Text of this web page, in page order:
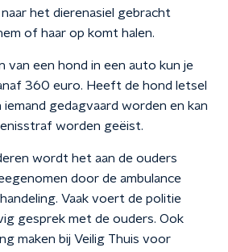
het dierenasiel gebracht
of haar op komt halen.
van een hond in een auto kun je
360 euro. Heeft de hond letsel
iemand gedagvaard worden en kan
worden geëist.
wordt het aan de ouders
door de ambulance
Vaak voert de politie
gesprek met de ouders. Ook
maken bij Veilig Thuis voor